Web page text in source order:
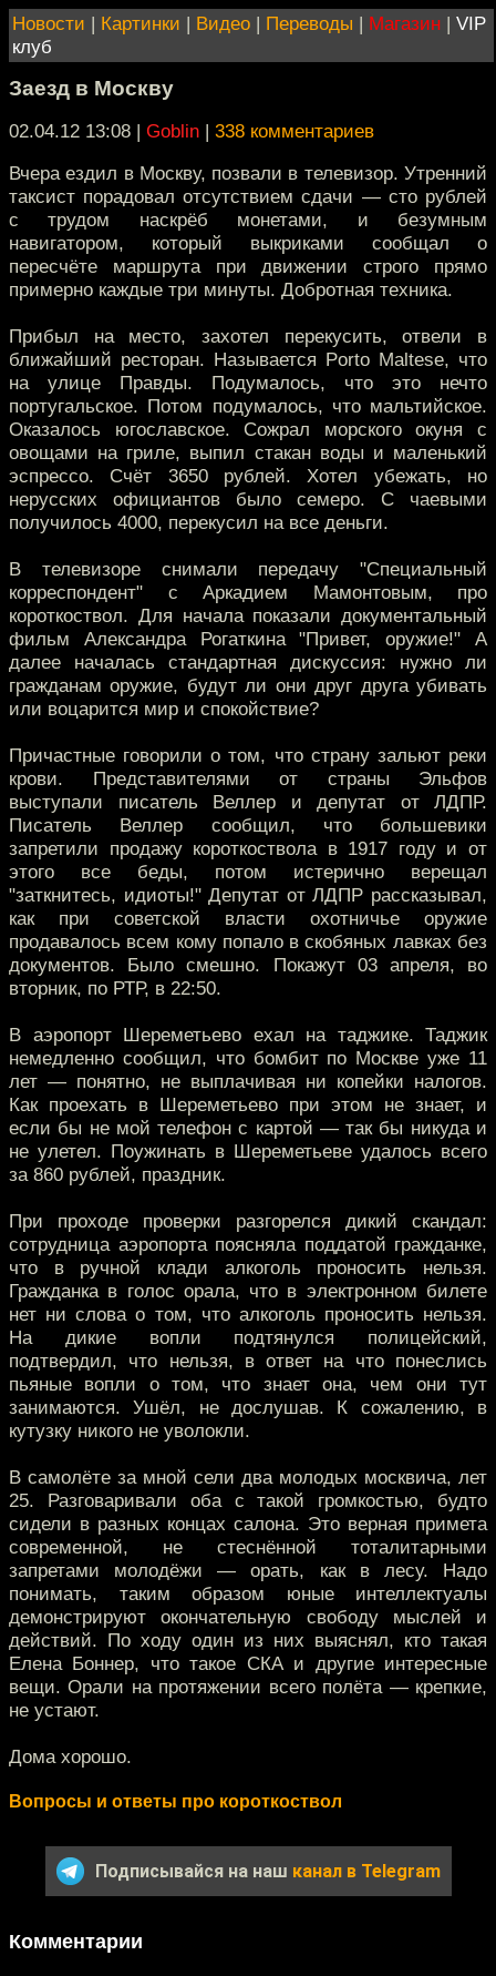
Новости | Картинки | Видео | Переводы | Магазин | VIP
клуб
Заезд в Москву
02.04.12 13:08 | Goblin | 338 комментариев
Вчера ездил в Москву, позвали в телевизор. Утренний
таксист порадовал отсутствием сдачи — сто рублей
с трудом наскрёб монетами, и безумным
навигатором, который выкриками сообщал о
пересчёте маршрута при движении строго прямо
примерно каждые три минуты. Добротная техника.
Прибыл на место, захотел перекусить, отвели в
ближайший ресторан. Называется Porto Maltese, что
на улице Правды. Подумалось, что это нечто
португальское. Потом подумалось, что мальтийское.
Оказалось югославское. Сожрал морского окуня с
овощами на гриле, выпил стакан воды и маленький
эспрессо. Счёт 3650 рублей. Хотел убежать, но
нерусских официантов было семеро. С чаевыми
получилось 4000, перекусил на все деньги.
В телевизоре снимали передачу "Специальный
корреспондент" с Аркадием Мамонтовым, про
короткоствол. Для начала показали документальный
фильм Александра Рогаткина "Привет, оружие!" А
далее началась стандартная дискуссия: нужно ли
гражданам оружие, будут ли они друг друга убивать
или воцарится мир и спокойствие?
Причастные говорили о том, что страну зальют реки
крови. Представителями от страны Эльфов
выступали писатель Веллер и депутат от ЛДПР.
Писатель Веллер сообщил, что большевики
запретили продажу короткоствола в 1917 году и от
этого все беды, потом истерично верещал
"заткнитесь, идиоты!" Депутат от ЛДПР рассказывал,
как при советской власти охотничье оружие
продавалось всем кому попало в скобяных лавках без
документов. Было смешно. Покажут 03 апреля, во
вторник, по РТР, в 22:50.
В аэропорт Шереметьево ехал на таджике. Таджик
немедленно сообщил, что бомбит по Москве уже 11
лет — понятно, не выплачивая ни копейки налогов.
Как проехать в Шереметьево при этом не знает, и
если бы не мой телефон с картой — так бы никуда и
не улетел. Поужинать в Шереметьеве удалось всего
за 860 рублей, праздник.
При проходе проверки разгорелся дикий скандал:
сотрудница аэропорта поясняла поддатой гражданке,
что в ручной клади алкоголь проносить нельзя.
Гражданка в голос орала, что в электронном билете
нет ни слова о том, что алкоголь проносить нельзя.
На дикие вопли подтянулся полицейский,
подтвердил, что нельзя, в ответ на что понеслись
пьяные вопли о том, что знает она, чем они тут
занимаются. Ушёл, не дослушав. К сожалению, в
кутузку никого не уволокли.
В самолёте за мной сели два молодых москвича, лет
25. Разговаривали оба с такой громкостью, будто
сидели в разных концах салона. Это верная примета
современной, не стеснённой тоталитарными
запретами молодёжи — орать, как в лесу. Надо
понимать, таким образом юные интеллектуалы
демонстрируют окончательную свободу мыслей и
действий. По ходу один из них выяснял, кто такая
Елена Боннер, что такое СКА и другие интересные
вещи. Орали на протяжении всего полёта — крепкие,
не устают.
Дома хорошо.
Вопросы и ответы про короткоствол
Подписывайся на наш канал в Telegram
Комментарии